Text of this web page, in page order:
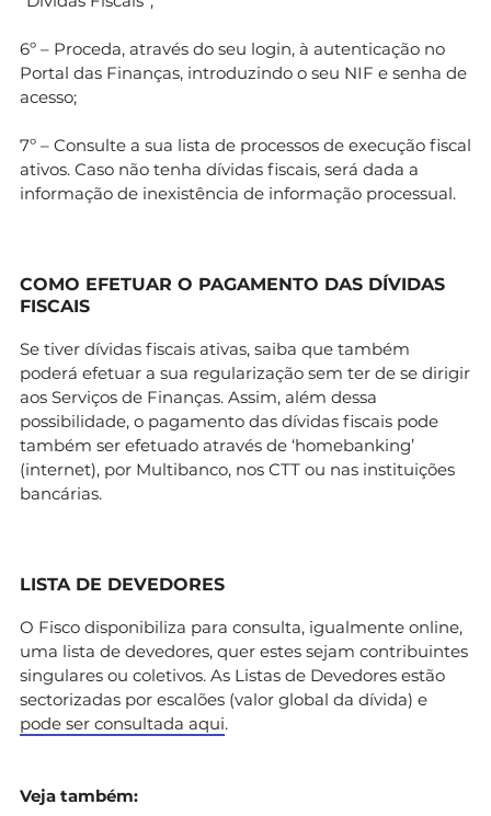
6º – Proceda, através do seu login, à autenticação no
Portal das Finanças, introduzindo o seu NIF e senha de
acesso;
7º – Consulte a sua lista de processos de execução fiscal
ativos. Caso não tenha dívidas fiscais, será dada a
informação de inexistência de informação processual.
COMO EFETUAR O PAGAMENTO DAS DÍVIDAS
FISCAIS
Se tiver dívidas fiscais ativas, saiba que também
poderá efetuar a sua regularização sem ter de se dirigir
aos Serviços de Finanças. Assim, além dessa
possibilidade, o pagamento das dívidas fiscais pode
também ser efetuado através de ‘homebanking’
(internet), por Multibanco, nos CTT ou nas instituições
bancárias.
LISTA DE DEVEDORES
O Fisco disponibiliza para consulta, igualmente online,
uma lista de devedores, quer estes sejam contribuintes
singulares ou coletivos. As Listas de Devedores estão
sectorizadas por escalões (valor global da dívida) e
pode ser consultada aqui.
Veja também: